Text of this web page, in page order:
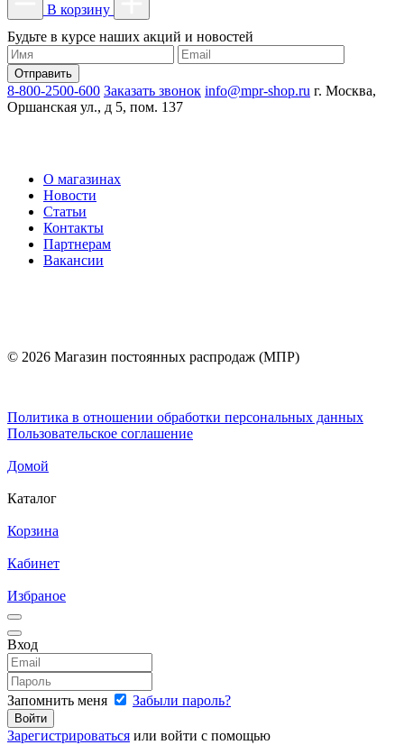
В корзину
Будьте в курсе наших акций и новостей
8-800-2500-600 Заказать звонок info@mpr-shop.ru г. Москва,
Оршанская ул., д 5, пом. 137
О магазинах
Новости
Статьи
Контакты
Партнерам
Вакансии
© 2026 Магазин постоянных распродаж (МПР)
Политика в отношении обработки персональных данных
Пользовательское соглашение
Домой
Каталог
Корзина
Кабинет
Избраное
Вход
Запомнить меня Забыли пароль?
Зарегистрироваться или войти с помощью